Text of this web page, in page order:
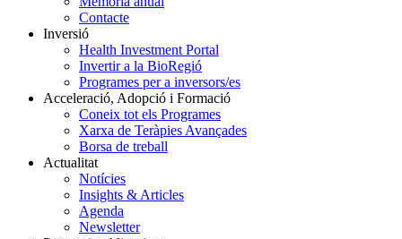
Contacte
Inversió
Health Investment Portal
Invertir a la BioRegió
Programes per a inversors/es
Acceleració, Adopció i Formació
Coneix tot els Programes
Xarxa de Teràpies Avançades
Borsa de treball
Actualitat
Notícies
Insights & Articles
Agenda
Newsletter